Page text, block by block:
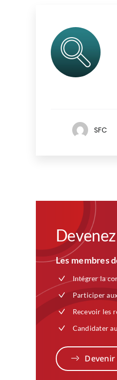
SFC
Les membres
Intégrer la
Participer
Recevoir les
Candidater